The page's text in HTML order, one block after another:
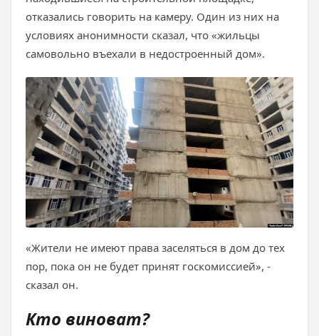
отказались говорить на камеру. Один из них на
условиях анонимности сказал, что «жильцы
самовольно въехали в недостроенный дом».
«Жители не имеют права заселяться в дом до тех
пор, пока он не будет принят госкомиссией», -
сказал он.
Кто виноват?